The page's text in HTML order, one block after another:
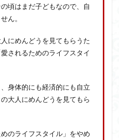
頃はまだ子どもなので、自
ん。
にめんどうを見てもらうた
されるためのライフスタイ
身体的にも経済的にも自立
大人にめんどうを見てもら
のライフスタイル」をやめ